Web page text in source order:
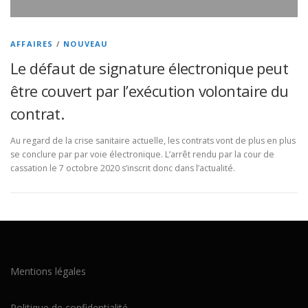
AFFAIRES / NOUVEAU
Le défaut de signature électronique peut
être couvert par l’exécution volontaire du
contrat.
Au regard de la crise sanitaire actuelle, les contrats vont de plus en plus
se conclure par par voie électronique. L’arrêt rendu par la cour de
cassation le 7 octobre 2020 s’inscrit donc dans l’actualité.
Mentions légales